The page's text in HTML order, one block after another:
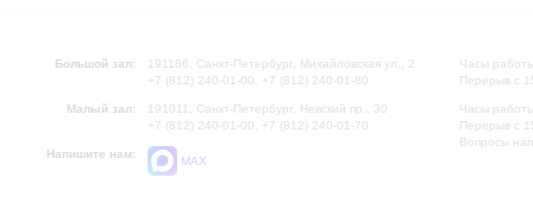
Большой зал:
191186, Санкт-Петербург, Михайловская ул., 2
+7 (812) 240-01-00, +7 (812) 240-01-80
Малый зал:
191011, Санкт-Петербург, Невский пр., 30
+7 (812) 240-01-00, +7 (812) 240-01-70
Напишите нам:
MAX
Часы
Перерыв с
Часы
Перерыв с
Вопросы